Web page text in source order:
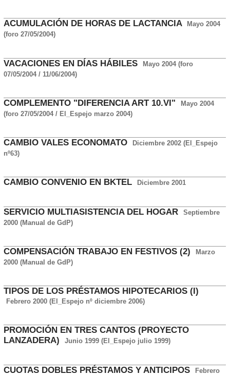
ACUMULACIÓN DE HORAS DE LACTANCIA
Mayo 2004
(foro 27/05/2004)
VACACIONES EN DÍAS HÁBILES
Mayo 2004 (foro
07/05/2004 / 11/06/2004)
COMPLEMENTO "DIFERENCIA ART 10.VI"
Mayo 2004
(foro 27/05/2004 / El_Espejo marzo 2004)
CAMBIO VALES ECONOMATO
Diciembre 2002 (El_Espejo
nº63)
CAMBIO CONVENIO EN BKTEL Diciembre 2001
SERVICIO MULTIASISTENCIA DEL HOGAR
Septiembre
2000 (Manual de GdP)
COMPENSACIÓN TRABAJO EN FESTIVOS (2)
Marzo
2000 (Manual de GdP)
TIPOS DE LOS PRÉSTAMOS HIPOTECARIOS (I)
Febrero 2000 (El_Espejo nº diciembre 2006)
PROMOCIÓN EN TRES CANTOS (PROYECTO
LANZADERA)
Junio 1999 (El_Espejo julio 1999)
CUOTAS DOBLES PRÉSTAMOS Y ANTICIPOS
Febrero